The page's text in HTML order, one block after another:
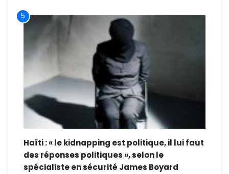
5
Haïti : « le kidnapping est politique, il lui faut
des réponses politiques », selon le
spécialiste en sécurité James Boyard